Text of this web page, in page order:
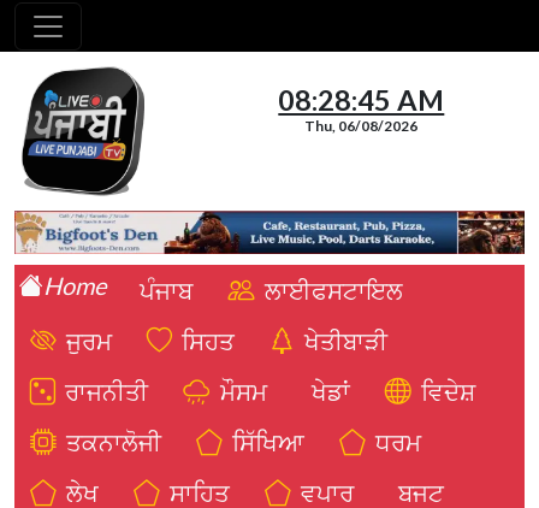
08:28:46 AM
Thu, 06/08/2026
Home ਪੰਜਾਬ
ਲਾਈਫਸਟਾਇਲ
ਜੁਰਮ
ਸਿਹਤ
ਖੇਤੀਬਾੜੀ
ਰਾਜਨੀਤੀ
ਮੌਸਮ ਖੇਡਾਂ
ਵਿਦੇਸ਼
ਤਕਨਾਲੋਜੀ
ਸਿੱਖਿਆ
ਧਰਮ
ਲੇਖ
ਸਾਹਿਤ ਵਪਾਰ
ਬਜਟ